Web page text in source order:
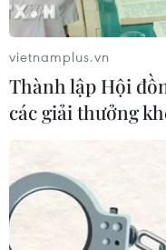
vietnamplus.vn
Thành lập Hội
các giải thưởng